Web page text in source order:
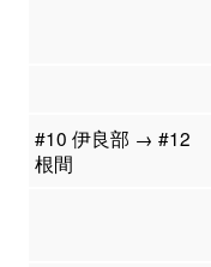
#10 伊良部 → #12
根間